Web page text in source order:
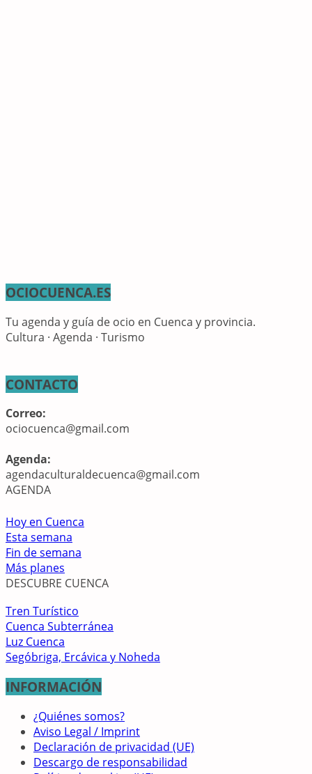
OCIOCUENCA.ES
Tu agenda y guía de ocio en Cuenca y provincia.
Cultura · Agenda · Turismo
CONTACTO
Correo:
ociocuenca@gmail.com
Agenda:
agendaculturaldecuenca@gmail.com
AGENDA
Hoy en Cuenca
Esta semana
Fin de semana
Más planes
DESCUBRE CUENCA
Tren Turístico
Cuenca Subterránea
Luz Cuenca
Segóbriga, Ercávica y Noheda
INFORMACIÓN
¿Quiénes somos?
Aviso Legal / Imprint
Declaración de privacidad (UE)
Descargo de responsabilidad